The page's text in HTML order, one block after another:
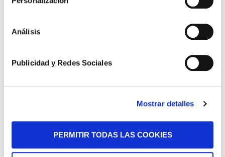
Análisis
Publicidad y Redes Sociales
Mostrar detalles
PERMITIR TODAS LAS COOKIES
(Madrid, nº 52396) (DNI 50724837Q)
Abogada Regina Dorado Martín (Madrid, nº
85618) (DNI 70977163Z)
Abogada María Cruz Pachón (Madrid, nº 137825)
(DNI 49152636A)
Abogado Rafael Eduardo Juan Matamoros Martín
(Castellon, nº 3872 ) (DNI 50801137W)
Abogado Juan Manuel García Labajo (Madrid, nº
16112) (DNI 50410264Z)
Procurador: Jose Javier Freixa Iruela (Madrid, nº